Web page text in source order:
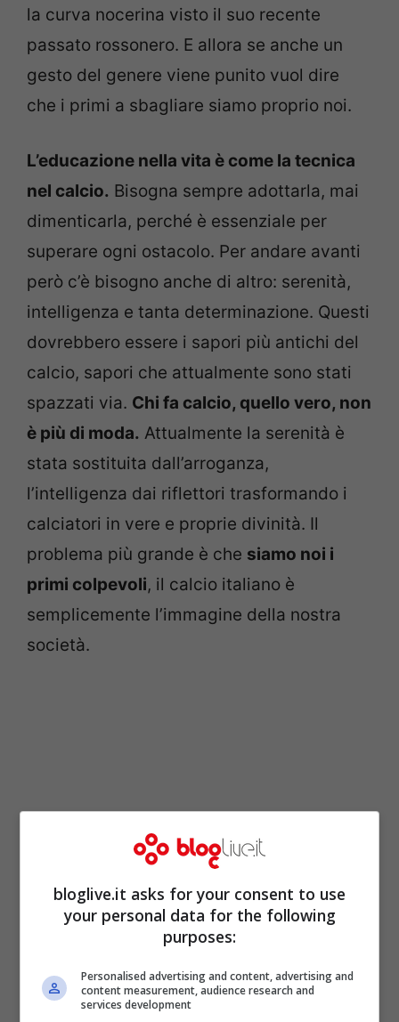
la curva nocerina visto il suo recente
passato rossonero. E allora se anche un
gesto del genere viene punito vuol dire
che i primi a sbagliare siamo proprio noi.
L’educazione nella vita è come la tecnica
nel calcio. Bisogna sempre adottarla, mai
dimenticarla, perché è essenziale per
superare ogni ostacolo. Per andare avanti
però c’è bisogno anche di altro: serenità,
intelligenza e tanta determinazione. Questi
dovrebbero essere i sapori più antichi del
calcio, sapori che attualmente sono stati
spazzati via. Chi fa calcio, quello vero, non
è più di moda. Attualmente la serenità è
stata sostituita dall’arroganza,
l’intelligenza dai riflettori trasformando i
calciatori in vere e proprie divinità. Il
problema più grande è che siamo noi i
primi colpevoli, il calcio italiano è
semplicemente l’immagine della nostra
società.
Apparire è meglio che essere
parti o perlomeno i media ce lo fanno
credere, condizionando fortemente le
bloglive.it asks for your consent to use
your personal data for the following
purposes:
Personalised advertising and content, advertising and
content measurement, audience research and
services development